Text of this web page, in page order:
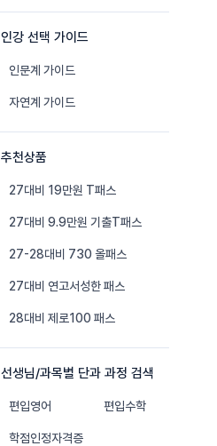
인강 선택 가이드
인문계 가이드
자연계 가이드
추천상품
27대비 19만원 T패스
27대비 9.9만원 기출T패스
27-28대비 730 올패스
27대비 연고서성한 패스
28대비 제로100 패스
선생님/과목별 단과 과정 검색
편입영어 편입수학
학점인정자격증